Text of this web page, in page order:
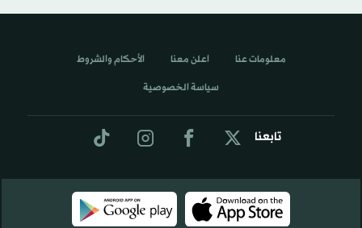
تابعنا
معلومات عنا اعلن معنا الأحكام والشروط
سياسة الخصوصية